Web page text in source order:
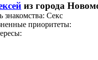
из города
знакомства: Секс
приоритеты: